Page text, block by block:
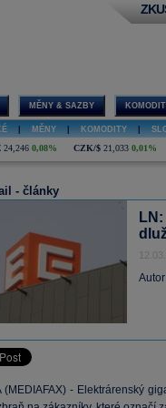
MĚNY & SAZBY
MĚNY KOMODITY
24,246 0,08% CZK/$ 21,033 0,01%
- články
(MEDIAFAX) - Elektrárenský